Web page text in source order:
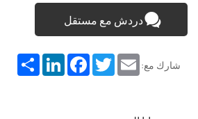
دردش مع مستقل
شارك مع: Share
LinkedInFacebookTwitterEmail